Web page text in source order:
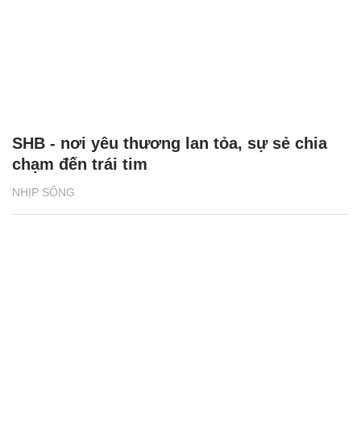
NHỊP SỐNG
SHB - nơi yêu thương lan tỏa, sự sẻ chia
chạm đến trái tim